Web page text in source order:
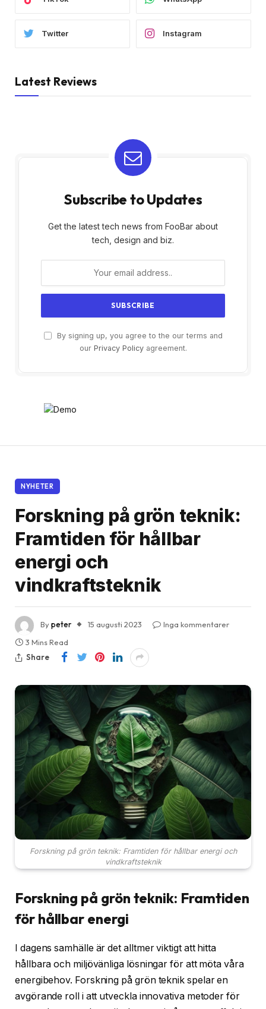
Twitter Instagram
Latest Reviews
Subscribe to Updates
Get the latest tech news from FooBar about
tech, design and biz.
By signing up, you agree to the our terms and
our Privacy Policyagreement.
NYHETER
Forskning på grön teknik:
Framtiden för hållbar
energi och
vindkraftsteknik
Bypeter 15 augusti 2023
Inga kommentarer
3 Mins Read
Share
Forskning på grön teknik: Framtiden för hållbar energi och
vindkraftsteknik
Forskning på grön teknik: Framtiden
för hållbar energi
I dagens samhälle är det alltmer viktigt att hitta
hållbara och miljövänliga lösningar för att möta våra
energibehov. Forskning på grön teknik spelar en
avgörande roll i att utveckla innovativa metoder för